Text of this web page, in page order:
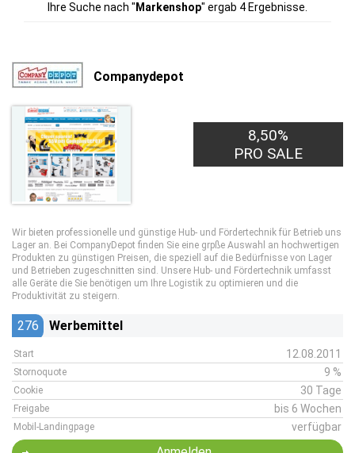
Ihre Suche nach " Markenshop" ergab 4 Ergebnisse.
Companydepot
8,50%
PRO SALE
Wir bieten professionelle und günstige Hub- und Fördertechnik für Betrieb uns
Lager an. Bei CompanyDepot finden Sie eine grpße Auswahl an hochwertigen
Produkten zu günstigen Preisen, die speziell auf die Bedürfnisse von Lager
und Betrieben zugeschnitten sind. Unsere Hub- und Fördertechnik umfasst
alle Geräte die Sie benötigen um Ihre Logistik zu optimieren und die
Produktivität zu steigern.
276 Werbemittel
Start 12.08.2011
Stornoquote 9 %
Cookie 30 Tage
Freigabe bis 6 Wochen
Mobil-Landingpage verfügbar